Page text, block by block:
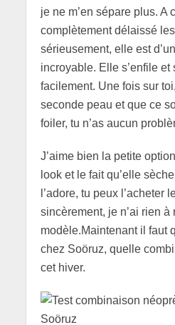
je ne m’en sépare plus. A
complètement délaissé
sérieusement, elle est
incroyable. Elle s’enfile et
facilement. Une fois sur
seconde peau et que ce
foiler, tu n’as aucun
J’aime bien la petite
look et le fait qu’elle
l’adore, tu peux l’acheter
sincèrement, je n’ai rien à
modèle.Maintenant il faut
chez Soöruz, quelle
cet hiver.